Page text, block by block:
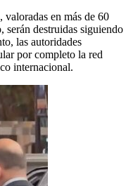
valoradas en más de 60
serán destruidas siguiendo
las autoridades
por completo la red
internacional.